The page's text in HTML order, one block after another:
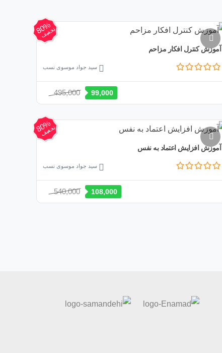
80%
تخفیف
آموزش کنترل افکار مزاحم
سید جواد موسوی نسب
495,000
قیمت
اصلی:
99,000
قیمت
فعلی:
80%
تخفیف
آموزش افزایش اعتماد به نفس
سید جواد موسوی نسب
540,000
قیمت
اصلی:
108,000
قیمت
فعلی: